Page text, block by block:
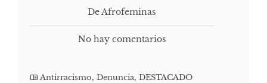
De Afrofeminas
No hay comentarios
Antirracismo, Denuncia, DESTACADO